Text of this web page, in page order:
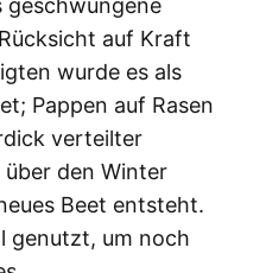
geschwungene
auf Kraft
wurde es als
Pappen auf Rasen
verteilter
den Winter
Beet entsteht.
genutzt, um noch